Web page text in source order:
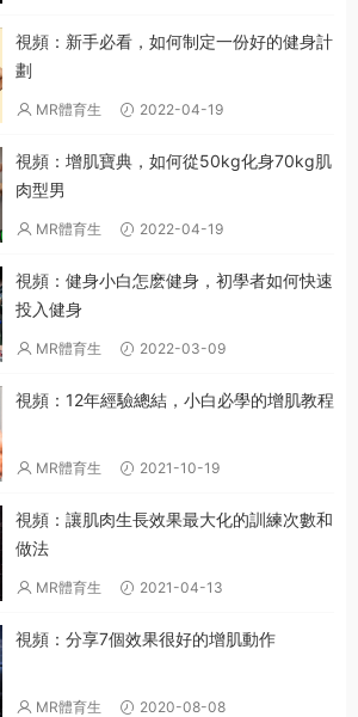
視頻：新手必看，如何制定一份好的健身計
劃
MR體育生 2022-04-19
視頻：增肌寶典，如何從50kg化身70kg肌
肉型男
MR體育生 2022-04-19
視頻：健身小白怎麽健身，初學者如何快速
投入健身
MR體育生 2022-03-09
視頻：12年經驗總結，小白必學的增肌教程
MR體育生 2021-10-19
視頻：讓肌肉生長效果最大化的訓練次數和
做法
MR體育生 2021-04-13
視頻：分享7個效果很好的增肌動作
MR體育生 2020-08-08